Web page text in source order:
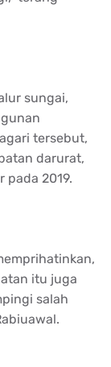
sungai,
tersebut,
darurat,
2019.
itu juga
salah